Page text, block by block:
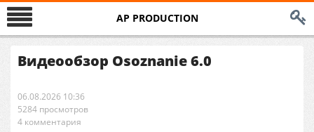
AP PRODUCTION
Видеообзор Osoznanie 6.0
06.08.2026 10:36
5284 просмотров
4 комментария